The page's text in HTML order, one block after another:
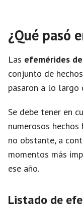
¿Qué pasó
Las efemérides
conjunto de
pasaron a lo largo
Se debe tener en
numerosos
no obstante, a
momentos más
ese año.
Listado de